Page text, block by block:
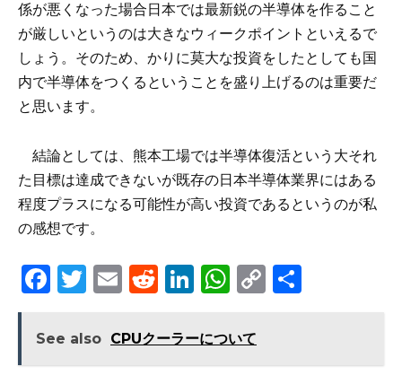
係が悪くなった場合日本では最新鋭の半導体を作ること
が厳しいというのは大きなウィークポイントといえるで
しょう。そのため、かりに莫大な投資をしたとしても国
内で半導体をつくるということを盛り上げるのは重要だ
と思います。
結論としては、熊本工場では半導体復活という大それ
た目標は達成できないが既存の日本半導体業界にはある
程度プラスになる可能性が高い投資であるというのが私
の感想です。
F
c
e
T
it
te
E
ai
l
R
d
di
Li
k
e
W
a
ts
C
y e
See also CPUクーラーについて